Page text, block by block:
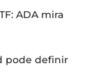
ADA mira
pode definir